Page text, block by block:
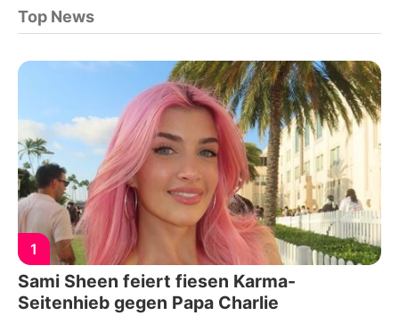
Top News
1
Sami Sheen feiert fiesen Karma-
Seitenhieb gegen Papa Charlie